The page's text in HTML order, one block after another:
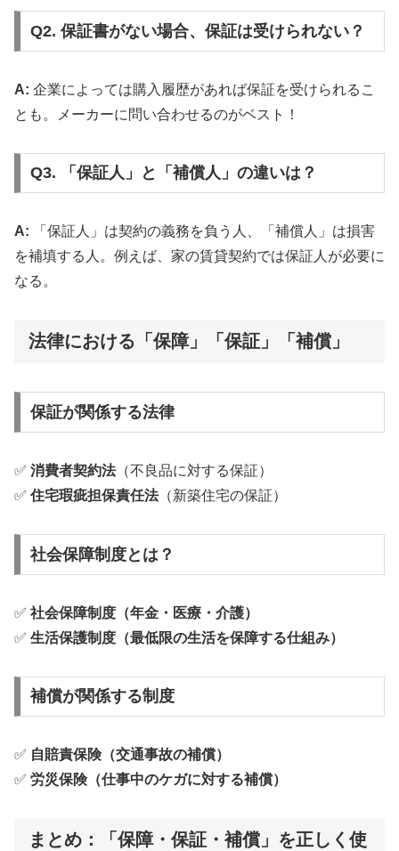
Q2. 保証書がない場合、保証は受けられない？
A: 企業によっては購入履歴があれば保証を受けられるこ
とも。メーカーに問い合わせるのがベスト！
Q3. 「保証人」と「補償人」の違いは？
A: 「保証人」は契約の義務を負う人、「補償人」は損害
を補填する人。例えば、家の賃貸契約では保証人が必要に
なる。
法律における「保障」「保証」「補償」
保証が関係する法律
✅ 消費者契約法（不良品に対する保証）
✅ 住宅瑕疵担保責任法（新築住宅の保証）
社会保障制度とは？
✅ 社会保障制度（年金・医療・介護）
✅ 生活保護制度（最低限の生活を保障する仕組み）
補償が関係する制度
✅ 自賠責保険（交通事故の補償）
✅ 労災保険（仕事中のケガに対する補償）
まとめ：「保障・保証・補償」を正しく使